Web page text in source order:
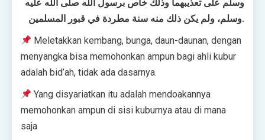
وسلم على تعذيبهما وذلك خاص برسول الله صلى الله عليه
وسلم، ولم يكن ذلك منه سنة مطردة في قبور المسلمين.
Meletakkan kembang, bunga, daun-daunan, dengan
menyangka bisa memohonkan ampun bagi ahli kubur
adalah bid’ah, tidak ada dasarnya.
Yang disyariatkan itu adalah mendoakannya
memohonkan ampun di sisi kuburnya atau di mana
saja